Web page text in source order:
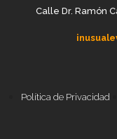
Calle Dr. Ramón
Política de Privacidad